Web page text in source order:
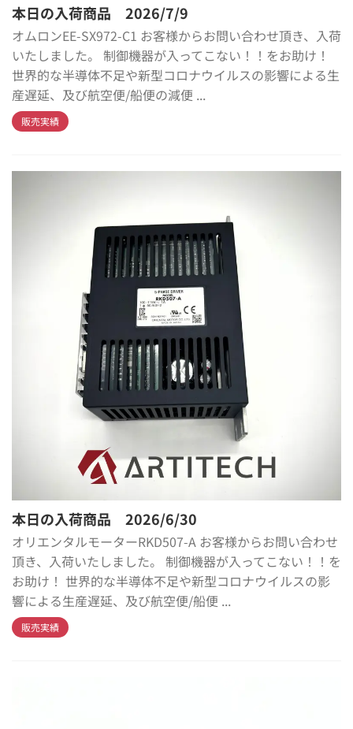
本日の入荷商品 2026/7/9
オムロンEE-SX972-C1 お客様からお問い合わせ頂き、入荷
いたしました。 制御機器が入ってこない！！をお助け！
世界的な半導体不足や新型コロナウイルスの影響による生
産遅延、及び航空便/船便の減便 ...
販売実績
本日の入荷商品 2026/6/30
オリエンタルモーターRKD507-A お客様からお問い合わせ
頂き、入荷いたしました。 制御機器が入ってこない！！を
お助け！ 世界的な半導体不足や新型コロナウイルスの影
響による生産遅延、及び航空便/船便 ...
販売実績